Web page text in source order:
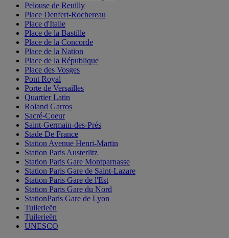
Pelouse de Reuilly
Place Denfert-Rochereau
Place d'Italie
Place de la Bastille
Place de la Concorde
Place de la Nation
Place de la République
Place des Vosges
Pont Royal
Porte de Versailles
Quartier Latin
Roland Garros
Sacré-Coeur
Saint-Germain-des-Prés
Stade De France
Station Avenue Henri-Martin
Station Paris Austerlitz
Station Paris Gare Montparnasse
Station Paris Gare de Saint-Lazare
Station Paris Gare de l'Est
Station Paris Gare du Nord
StationParis Gare de Lyon
Tuilerieën
Tuilerieën
UNESCO